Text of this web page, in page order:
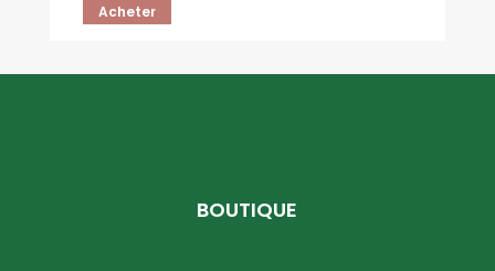
Acheter
BOUTIQUE